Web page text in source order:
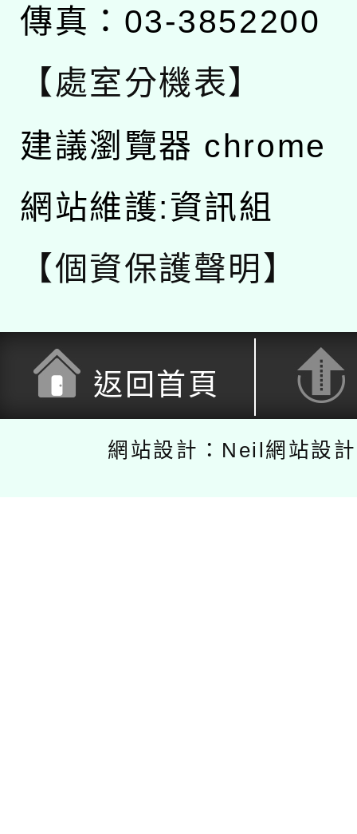
傳真：03-3852200
【處室分機表】
建議瀏覽器 chrome
網站維護:資訊組
【個資保護聲明】
返回首頁
網站設計：Neil網站設